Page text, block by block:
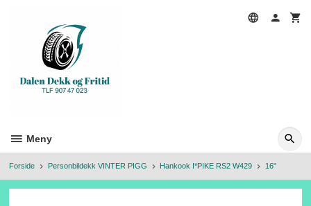
Meny
Forside Personbildekk VINTER PIGG Hankook I*PIKE RS2 W429 16"